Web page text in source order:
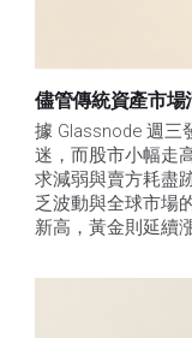
儘管傳統資產市
據 Glassnode 週三
迷，而股市小幅走
求減弱與賣方耗盡
乏波動與全球市場
新高，黃金則延續